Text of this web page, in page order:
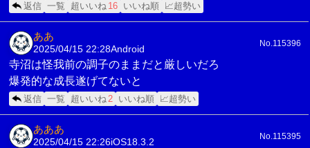
返信 一覧 超いいね 16 いいね順 📈超勢い
ああ
2025/04/15 22:28Android
No.115396
寺沼は怪我前の調子のままだと厳しいだろ
爆発的な成長遂げてないと
返信 一覧 超いいね2 いいね順 📈超勢い
あああ
2025/04/15 22:26iOS18.3.2
No.115395